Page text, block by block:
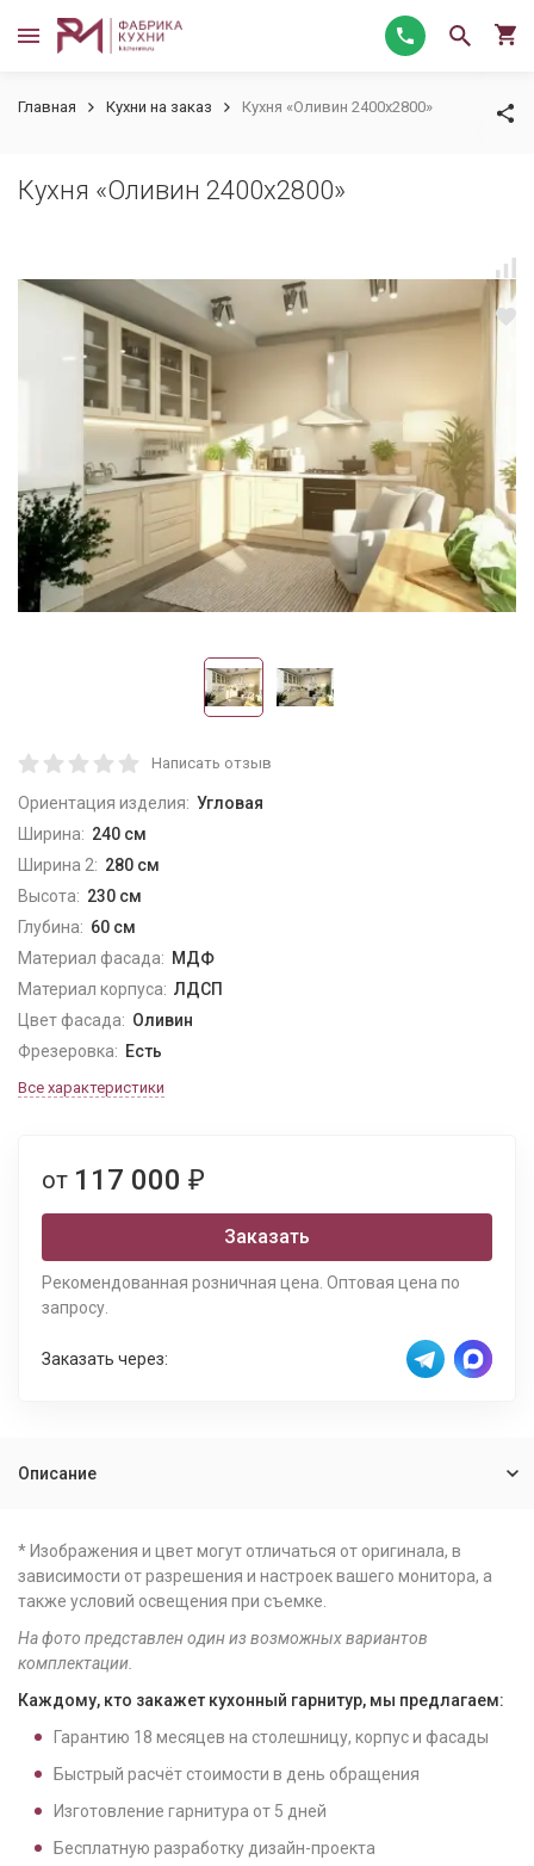
Главная Кухни на заказ Кухня «Оливин 2400х2800»
Кухня «Оливин 2400х2800»
Написать отзыв
Ориентация изделия: Угловая
Ширина: 240 см
Ширина 2: 280 см
Высота: 230 см
Глубина: 60 см
Материал фасада: МДФ
Материал корпуса: ЛДСП
Цвет фасада: Оливин
Фрезеровка: Есть
Все характеристики
от 117 000 ₽
Заказать
Рекомендованная розничная цена. Оптовая цена по
запросу.
Заказать через:
Описание
* Изображения и цвет могут отличаться от оригинала, в
зависимости от разрешения и настроек вашего монитора, а
также условий освещения при съемке.
На фото представлен один из возможных вариантов
комплектации.
Каждому, кто закажет кухонный гарнитур, мы предлагаем:
Гарантию 18 месяцев на столешницу, корпус и фасады
Быстрый расчёт стоимости в день обращения
Изготовление гарнитура от 5 дней
Бесплатную разработку дизайн-проекта